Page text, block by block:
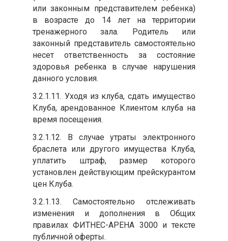
или законным представителем ребенка)
в возрасте до 14 лет на территории
тренажерного зала. Родитель или
законный представитель самостоятельно
несет ответственность за состояние
здоровья ребенка в случае нарушения
данного условия.
3.2.1.11. Уходя из клуба, сдать имущество
Клуба, арендованное Клиентом клуба на
время посещения.
3.2.1.12. В случае утраты электронного
браслета или другого имущества Клуба,
уплатить штраф, размер которого
установлен действующим прейскурантом
цен Клуба.
3.2.1.13. Самостоятельно отслеживать
изменения и дополнения в Общих
правилах ФИТНЕС-АРЕНА 3000 и тексте
публичной оферты.